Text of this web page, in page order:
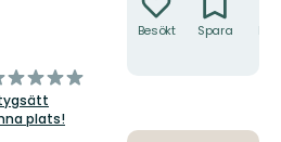
plats!
Besökt Spara